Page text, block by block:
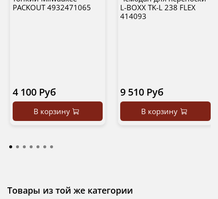
PACKOUT 4932471065
4 100 Руб
В корзину
L-BOXX TK-L 238 FLEX
414093
9 510 Руб
В корзину
Товары из той же категории